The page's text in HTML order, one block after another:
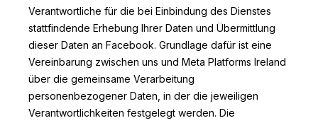
Verantwortliche für die bei Einbindung des Dienstes
stattfindende Erhebung Ihrer Daten und Übermittlung
dieser Daten an Facebook. Grundlage dafür ist eine
Vereinbarung zwischen uns und Meta Platforms Ireland
über die gemeinsame Verarbeitung
personenbezogener Daten, in der die jeweiligen
Verantwortlichkeiten festgelegt werden. Die